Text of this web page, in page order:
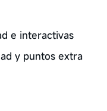
e interactivas
y puntos extra